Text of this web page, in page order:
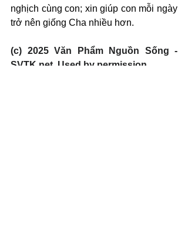
nghịch cùng con; xin giúp con mỗi ngày
trở nên giống Cha nhiều hơn.
(c) 2025 Văn Phẩm Nguồn Sống -
SVTK.net. Used by permission.